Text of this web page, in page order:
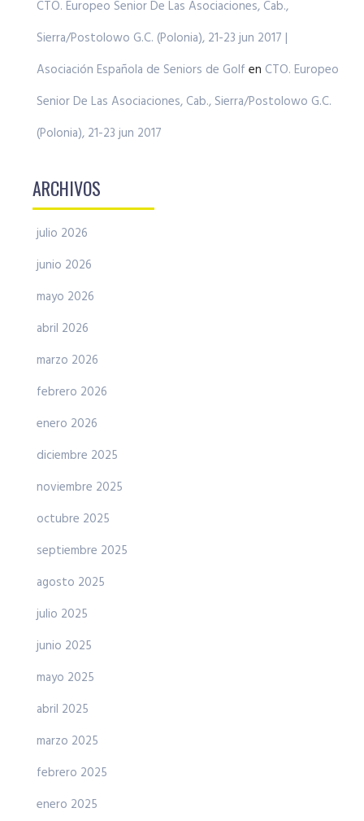
CTO. Europeo Senior De Las Asociaciones, Cab.,
Sierra/Postolowo G.C. (Polonia), 21-23 jun 2017 |
Asociación Española de Seniors de Golf en CTO. Europeo
Senior De Las Asociaciones, Cab., Sierra/Postolowo G.C.
(Polonia), 21-23 jun 2017
ARCHIVOS
julio 2026
junio 2026
mayo 2026
abril 2026
marzo 2026
febrero 2026
enero 2026
diciembre 2025
noviembre 2025
octubre 2025
septiembre 2025
agosto 2025
julio 2025
junio 2025
mayo 2025
abril 2025
marzo 2025
febrero 2025
enero 2025